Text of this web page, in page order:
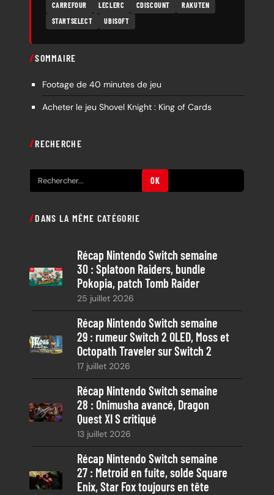
CARREFOUR
LECLERC CDISCOUNT
RAKUTEN
STARTSELECT
UBISOFT
SOMMAIRE
Footage de 40 minutes de jeu
Acheter le jeu Shovel Knight : King of Cards
RECHERCHE
e
h
c
h
OK
DANS LA MÊME CATÉGORIE
Récap Nintendo Switch semaine
30 : Splatoon Raiders, bundle
Pokopia, patch Tomb Raider
25 juillet 2026
Récap Nintendo Switch semaine
29 : rumeur Switch 2 OLED, Moss et
Octopath Traveler sur Switch 2
17 juillet 2026
Récap Nintendo Switch semaine
28 : Onimusha avancé, Dragon
Quest XI S critiqué
13 juillet 2026
Récap Nintendo Switch semaine
27 : Metroid en fuite, solde Square
Enix, Star Fox toujours en tête